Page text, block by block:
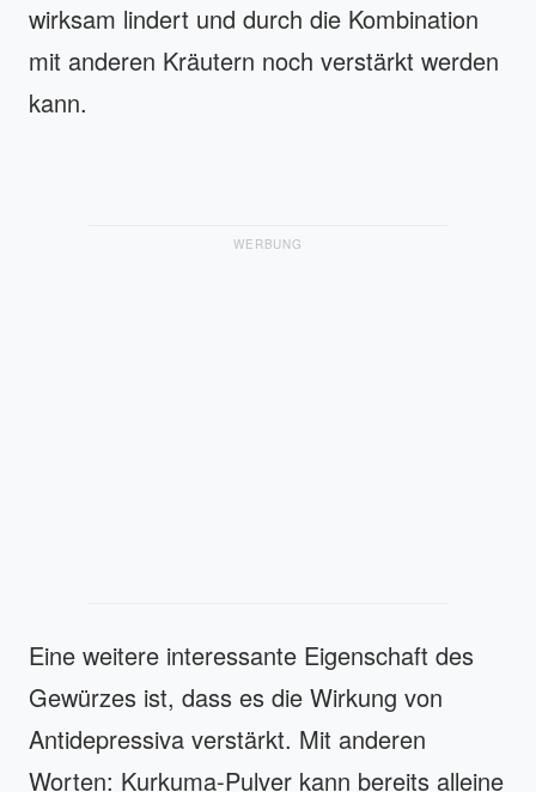
wirksam lindert und durch die Kombination
mit anderen Kräutern noch verstärkt werden
kann.
WERBUNG
Eine weitere interessante Eigenschaft des
Gewürzes ist, dass es die Wirkung von
Antidepressiva verstärkt. Mit anderen
Worten: Kurkuma-Pulver kann bereits alleine